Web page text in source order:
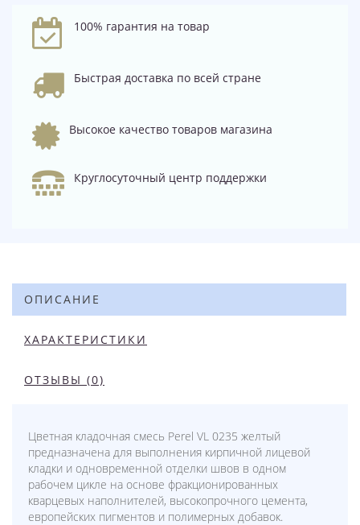
100% гарантия на товар
Быстрая доставка по всей стране
Высокое качество товаров магазина
Круглосуточный центр поддержки
ОПИСАНИЕ
ХАРАКТЕРИСТИКИ
ОТЗЫВЫ (0)
Цветная кладочная смесь Perel VL 0235 желтый
предназначена для выполнения кирпичной лицевой
кладки и одновременной отделки швов в одном
рабочем цикле на основе фракционированных
кварцевых наполнителей, высокопрочного цемента,
европейских пигментов и полимерных добавок.